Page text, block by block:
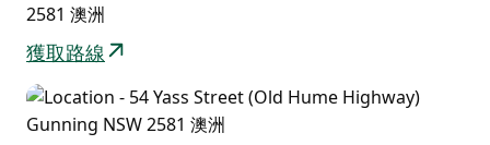
2581 澳洲
獲取路線